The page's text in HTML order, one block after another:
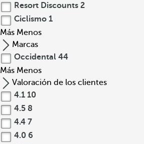
Resort Discounts 2
Ciclismo 1
Más Menos
Marcas
Occidental 44
Más Menos
Valoración de los clientes
4.1 10
4.5 8
4.4 7
4.0 6